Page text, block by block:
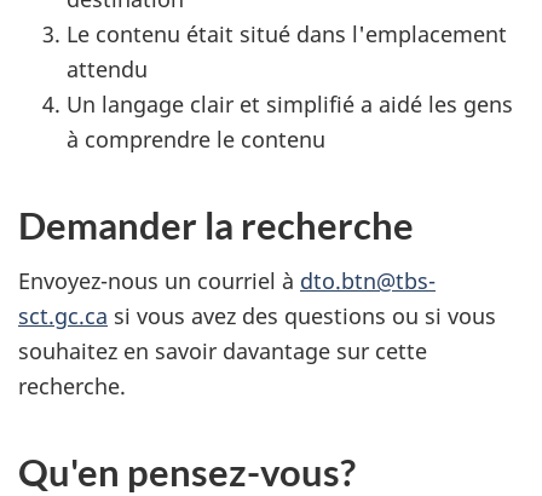
Le contenu était situé dans l'emplacement
attendu
Un langage clair et simplifié a aidé les gens
à comprendre le contenu
Demander la recherche
Envoyez-nous un courriel à dto.btn@tbs-
sct.gc.ca si vous avez des questions ou si vous
souhaitez en savoir davantage sur cette
recherche.
Qu'en pensez-vous?